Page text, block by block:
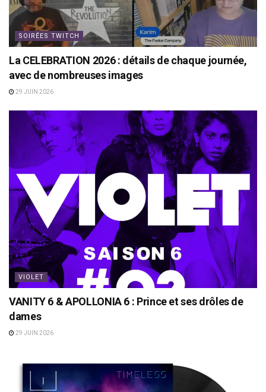
SOIRÉES TWITCH
La CELEBRATION 2026 : détails de chaque journée,
avec de nombreuses images
29 JUIN 2026
VIOLET
VANITY 6 & APOLLONIA 6 : Prince et ses drôles de
dames
29 JUIN 2026